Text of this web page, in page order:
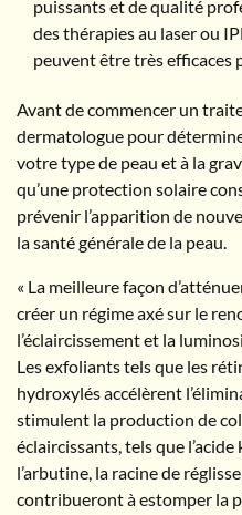
puissants et de qualité
des thérapies au laser ou
peuvent être très efficaces
Avant de commencer un
dermatologue pour
votre type de peau et à la
qu’une protection solaire
prévenir l’apparition de
la santé générale de la peau.
« La meilleure façon
créer un régime axé sur le
l’éclaircissement et la
Les exfoliants tels que les
hydroxylés accélèrent
stimulent la production de
éclaircissants, tels que
l’arbutine, la racine de
contribueront à estomper la